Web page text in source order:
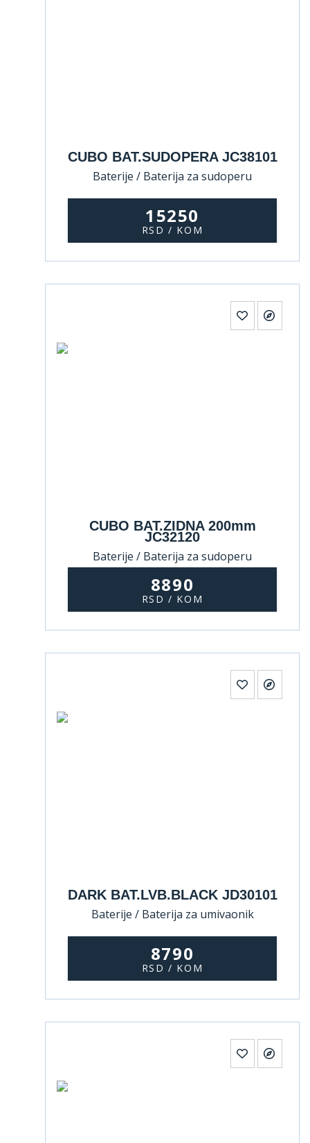
CUBO BAT.SUDOPERA JC38101
Baterije / Baterija za sudoperu
15250
RSD / KOM
CUBO BAT.ZIDNA 200mm
JC32120
Baterije / Baterija za sudoperu
8890
RSD / KOM
DARK BAT.LVB.BLACK JD30101
Baterije / Baterija za umivaonik
8790
RSD / KOM